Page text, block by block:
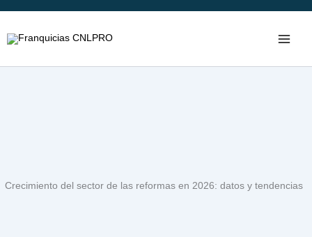
contenido
Crecimiento del sector de las reformas en 2026: datos y tendencias